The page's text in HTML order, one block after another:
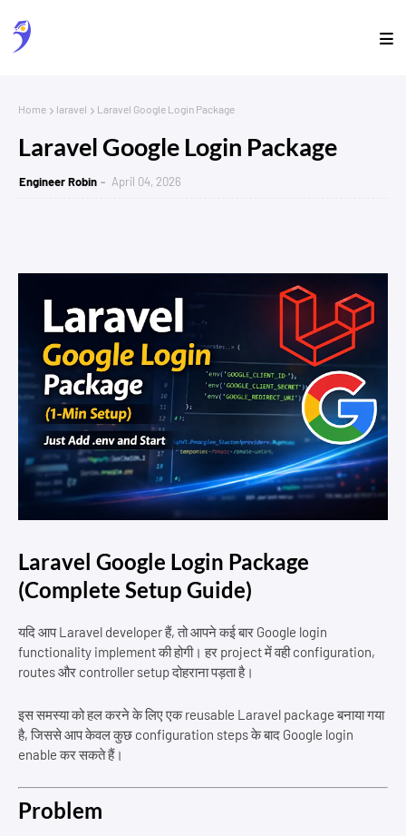
Home laravel Laravel Google Login Package
Laravel Google Login Package
Engineer Robin April 04, 2026
Laravel Google Login Package
(Complete Setup Guide)
यदि आप Laravel developer हैं, तो आपने कई बार Google login
functionality implement की होगी। हर project में वही configuration,
routes और controller setup दोहराना पड़ता है।
इस समस्या को हल करने के लिए एक reusable Laravel package बनाया गया
है, जिससे आप केवल कुछ configuration steps के बाद Google login
enable कर सकते हैं।
Problem